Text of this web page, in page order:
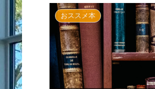
おススメ本